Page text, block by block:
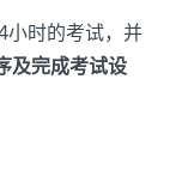
小时的考试，并
及完成考试设